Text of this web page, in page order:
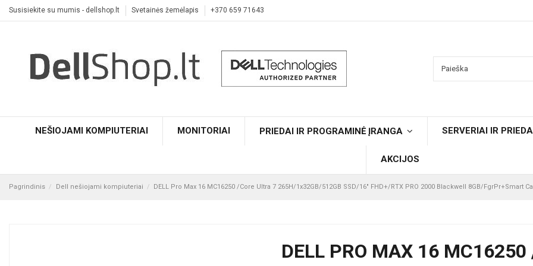
Susisiekite su mumis - dellshop.lt Svetainės žemėlapis +370 659 71643
NEŠIOJAMI KOMPIUTERIAI MONITORIAI PRIEDAI IR PROGRAMINĖ ĮRANGA SERVERIAI IR
AKCIJOS
Pagrindinis Dell nešiojami kompiuteriai DELL Pro Max 16 MC16250 /Core Ultra 7 265H/1x32GB/512GB SSD/16" FHD+/RTX PRO 2000 Blackwell 8GB/FgrPr+Smart
DELL PRO MAX 16 MC16250